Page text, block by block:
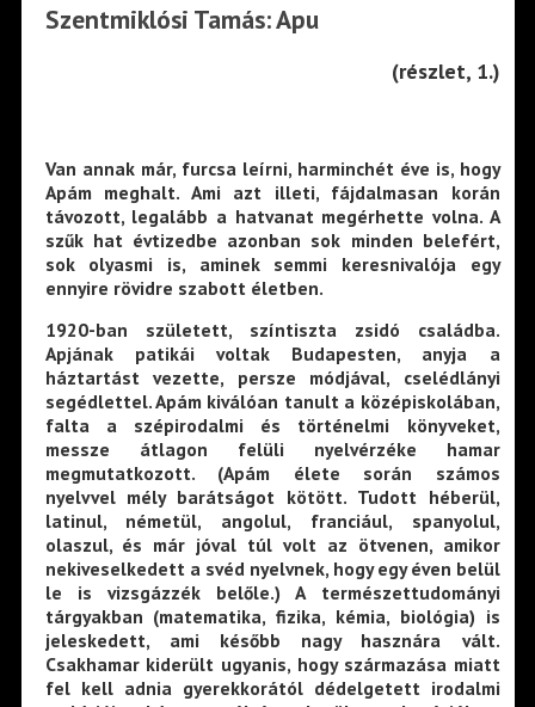
Szentmiklósi Tamás: Apu
(részlet, 1.)
Van annak már, furcsa leírni, harminchét éve is, hogy
Apám meghalt. Ami azt illeti, fájdalmasan korán
távozott, legalább a hatvanat megérhette volna. A
szűk hat évtizedbe azonban sok minden belefért,
sok olyasmi is, aminek semmi keresnivalója egy
ennyire rövidre szabott életben.
1920-ban született, színtiszta zsidó családba.
Apjának patikái voltak Budapesten, anyja a
háztartást vezette, persze módjával, cselédlányi
segédlettel. Apám kiválóan tanult a középiskolában,
falta a szépirodalmi és történelmi könyveket,
messze átlagon felüli nyelvérzéke hamar
megmutatkozott. (Apám élete során számos
nyelvvel mély barátságot kötött. Tudott héberül,
latinul, németül, angolul, franciául, spanyolul,
olaszul, és már jóval túl volt az ötvenen, amikor
nekiveselkedett a svéd nyelvnek, hogy egy éven belül
le is vizsgázzék belőle.) A természettudományi
tárgyakban (matematika, fizika, kémia, biológia) is
jeleskedett, ami később nagy hasznára vált.
Csakhamar kiderült ugyanis, hogy származása miatt
fel kell adnia gyerekkorától dédelgetett irodalmi